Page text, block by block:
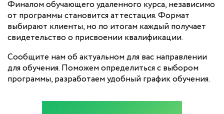
Финалом обучающего удаленного курса, независимо
от программы становится аттестация. Формат
выбирают клиенты, но по итогам каждый получает
свидетельство о присвоении квалификации.
Сообщите нам об актуальном для вас направлении
для обучения. Поможем определиться с выбором
программы, разработаем удобный график обучения.